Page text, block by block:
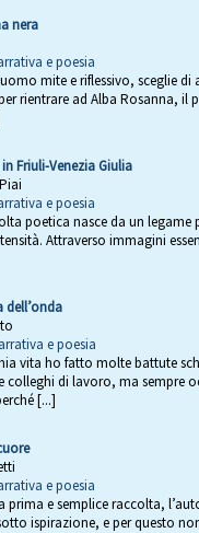
nera
e poesia
mite e riflessivo, sceglie
rientrare ad Alba Rosanna, il
Friuli-Venezia Giulia
e poesia
poetica nasce da un
Attraverso immagini
dell’onda
e poesia
vita ho fatto molte battute
colleghi di lavoro, ma sempre
[...]
e poesia
prima e semplice raccolta,
ispirazione, e per questo